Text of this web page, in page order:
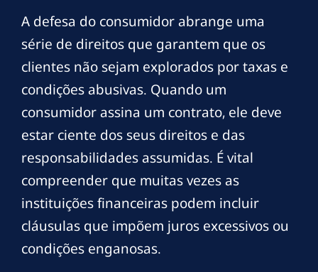
A defesa do consumidor abrange uma
série de direitos que garantem que os
clientes não sejam explorados por taxas e
condições abusivas. Quando um
consumidor assina um contrato, ele deve
estar ciente dos seus direitos e das
responsabilidades assumidas. É vital
compreender que muitas vezes as
instituições financeiras podem incluir
cláusulas que impõem juros excessivos ou
condições enganosas.